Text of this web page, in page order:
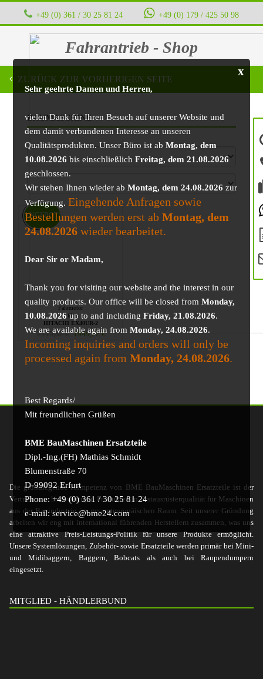
+49 (0) 361 / 30 25 81 24 ‭ ‭ ‭ ‭ +49 (0) 179 / 425 50 98
Fahrantrieb - Shop
x
Sehr geehrte Damen und Herren,
vielen Dank für Ihren Besuch auf unserer Website und
dem damit verbundenen Interesse an unseren
Qualitätsprodukten. Unser Büro ist abMontag, dem
10.08.2026 bis einschließlichFreitag, dem 21.08.2026
geschlossen.
Wir stehen Ihnen wieder abMontag, dem 24.08.2026 zur
Verfügung. Eingehende Anfragen sowie
Bestellungen werden erst abMontag, dem
24.08.2026 wieder bearbeitet.
Dear Sir or Madam,
Thank you for visiting our website and the interest in our
quality products. Our office will be closed fromMonday,
10.08.2026up to and includingFriday, 21.08.2026.
We are available again fromMonday, 24.08.2026.
Incoming inquiries and orders will only be
processed again fromMonday, 24.08.2026.
Best Regards/
Mit freundlichen Grüßen
BME BauMaschinen Ersatzteile
Dipl.-Ing.(FH) Mathias Schmidt
Blumenstraße 70
D-99092 Erfurt
Phone: +49 (0) 361 / 30 25 81 24
e-mail: service@bme24.com
ZURÜCK ZUR VORHERIGEN SEITE
BAUMASCHINE
Fahrmotor
für
HITACHI EX40UR-2
2115,82€ 1949,22€
ANGEBOT!
Die grundlegende Kompetenz von BME BauMaschinen Ersatzteile ist der
Vertrieb von hochwertigen Produkten in Erstausrüsterqualität für Maschinen
aus der Bauindustrie im gesamteuropäischen Raum. Seit unserer Gründung
arbeiten wir eng mit international führenden Herstellern zusammen, was uns
eine attraktive Preis-Leistungs-Politik für unsere Produkte ermöglicht.
Unsere Systemlösungen, Zubehör- sowie Ersatzteile werden primär bei Mini-
und Midibaggern, Baggern, Bobcats als auch bei Raupendumpern
eingesetzt.
MITGLIED - HÄNDLERBUND